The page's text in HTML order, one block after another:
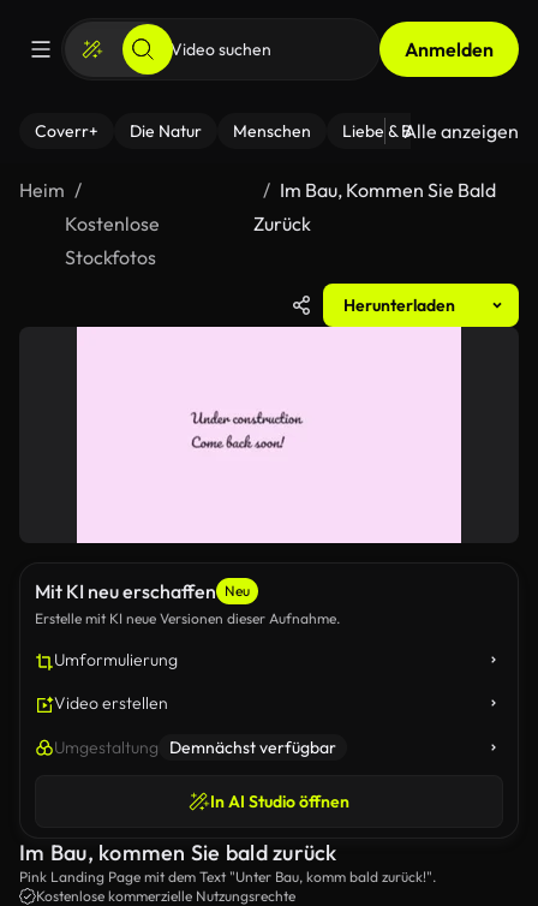
Anmelden
Coverr+ Die Natur Menschen Liebe & Beziehungen
Alle anzeigen
Heim
Kostenlose
Stockfotos
Im Bau, Kommen Sie Bald
Zurück
Herunterladen
Mit KI neu erschaffen Neu
Erstelle mit KI neue Versionen dieser Aufnahme.
Umformulierung
Video erstellen
Umgestaltung Demnächst verfügbar
In AI Studio öffnen
Im Bau, kommen Sie bald zurück
Pink Landing Page mit dem Text "Unter Bau, komm bald zurück!".
Kostenlose kommerzielle Nutzungsrechte